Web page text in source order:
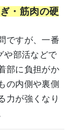
・筋肉の硬
ですが、一番
や部活などで
部に負担がか
の内側や裏側
力が強くなり